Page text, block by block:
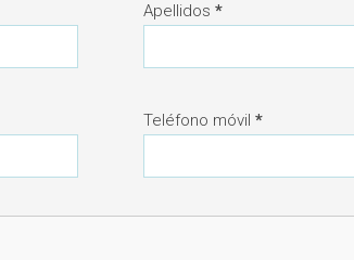
Apellidos *
Teléfono móvil *